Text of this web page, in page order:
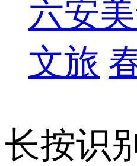
六安
文旅
长按识